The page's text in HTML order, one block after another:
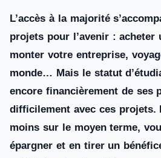
L’accès à la majorité
projets pour l’avenir : acheter
monter votre entreprise,
monde… Mais le statut
encore financièrement de ses
difficilement avec ces projets.
moins sur le moyen terme,
épargner et en tirer un